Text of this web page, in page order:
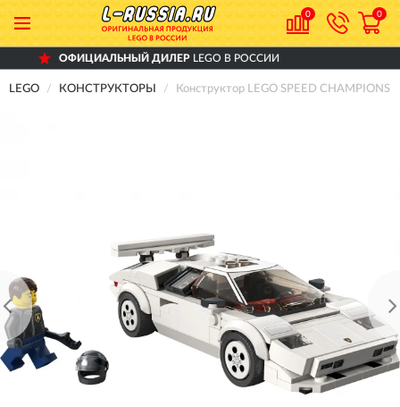
0 0
ДИЛЕРLEGO В РОССИИ
LEGO КОНСТРУКТОРЫ Конструктор LEGO SPEED